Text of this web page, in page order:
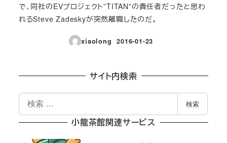
で、同社のEVプロジェクト”TITAN”の責任者だったと思わ
れるSteve Zadeskyが突然離職したのだ。
xiaolong
投稿日
2016-01-23
サイト内検索
索
検索
小龍茶館関連サービス